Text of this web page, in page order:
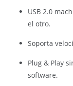
USB 2.0
el otro.
Soporta
Plug & Play
software.